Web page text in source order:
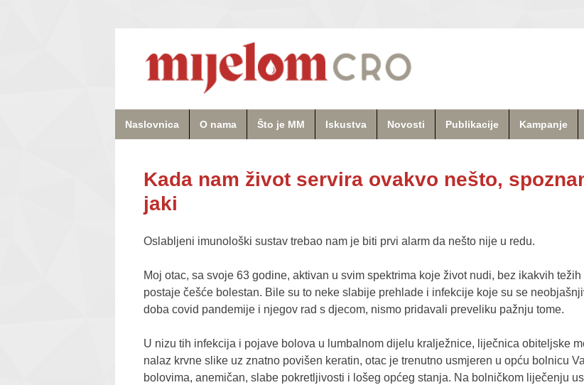
Naslovnica O nama Što je MM Iskustva Novosti Publikacije Kampanje
Kada nam život servira ovakvo nešto,
jaki
Oslabljeni imunološki sustav trebao nam je biti prvi alarm da nešto nije u redu.
Moj otac, sa svoje 63 godine, aktivan u svim spektrima koje život nudi, bez ikakvih
postaje češće bolestan. Bile su to neke slabije prehlade i infekcije koje su se
doba covid pandemije i njegov rad s djecom, nismo pridavali preveliku pažnju tome.
U nizu tih infekcija i pojave bolova u lumbalnom dijelu kralježnice, liječnica obiteljske
nalaz krvne slike uz znatno povišen keratin, otac je trenutno usmjeren u opću bolnicu
bolovima, anemičan, slabe pokretljivosti i lošeg općeg stanja. Na bolničkom liječenju